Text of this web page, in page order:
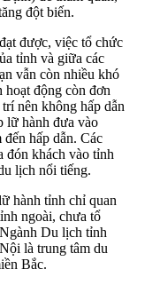
đột biến.
được, việc tổ chức
tỉnh và giữa các
vẫn còn nhiều khó
động còn đơn
nên không hấp dẫn
lữ hành đưa vào
hấp dẫn. Các
đón khách vào tỉnh
lịch nổi tiếng.
hành tỉnh chỉ quan
ngoài, chưa tổ
Du lịch tỉnh
là trung tâm du
Bắc.